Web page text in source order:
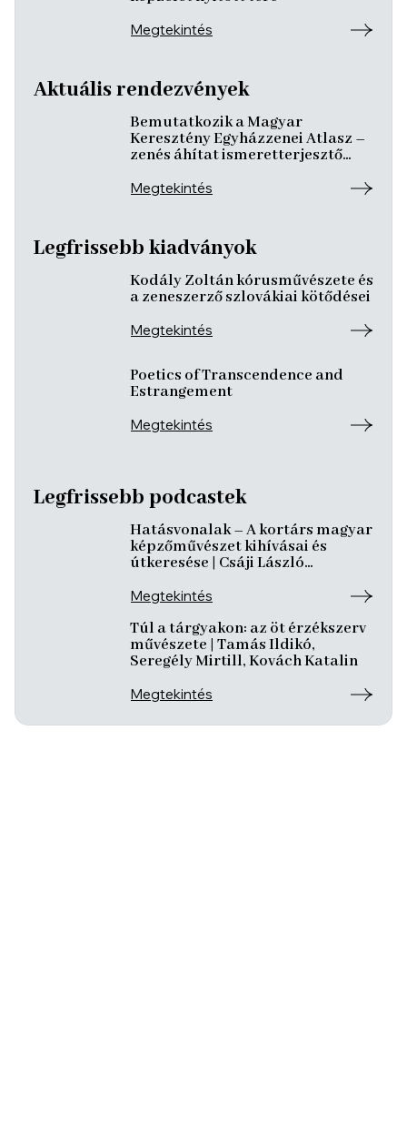
Megtekintés
Aktuális rendezvények
Bemutatkozik a Magyar
Keresztény Egyházzenei Atlasz –
zenés áhítat ismeretterjesztő
Megtekintés
Legfrissebb kiadványok
Kodály Zoltán kórusművészete és
a zeneszerző szlovákiai kötődései
Megtekintés
Poetics of Transcendence and
Estrangement
Megtekintés
Legfrissebb podcastek
Hatásvonalak – A kortárs magyar
képzőművészet kihívásai és
útkeresése | Csáji László
József
Megtekintés
Túl a tárgyakon: az öt érzékszerv
művészete | Tamás Ildikó,
Seregély Mirtill, Kovách Katalin
Megtekintés